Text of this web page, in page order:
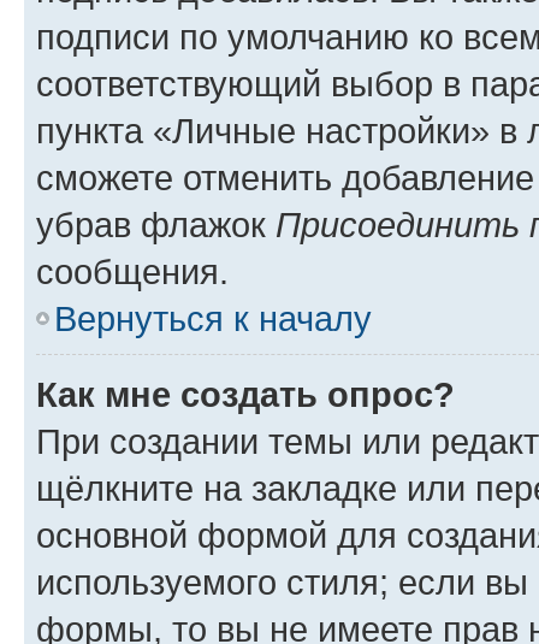
подписи по умолчанию ко
соответствующий выбор в
пункта «Личные настройки»
сможете отменить
убрав флажок Присоединить
сообщения.
Вернуться к началу
Как мне создать опрос?
При создании темы или
щёлкните на закладке или
основной формой для
используемого стиля; если
формы, то вы не имеете прав